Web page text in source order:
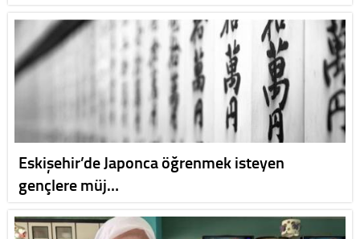
Eskişehir’de Japonca öğrenmek isteyen
gençlere müj…